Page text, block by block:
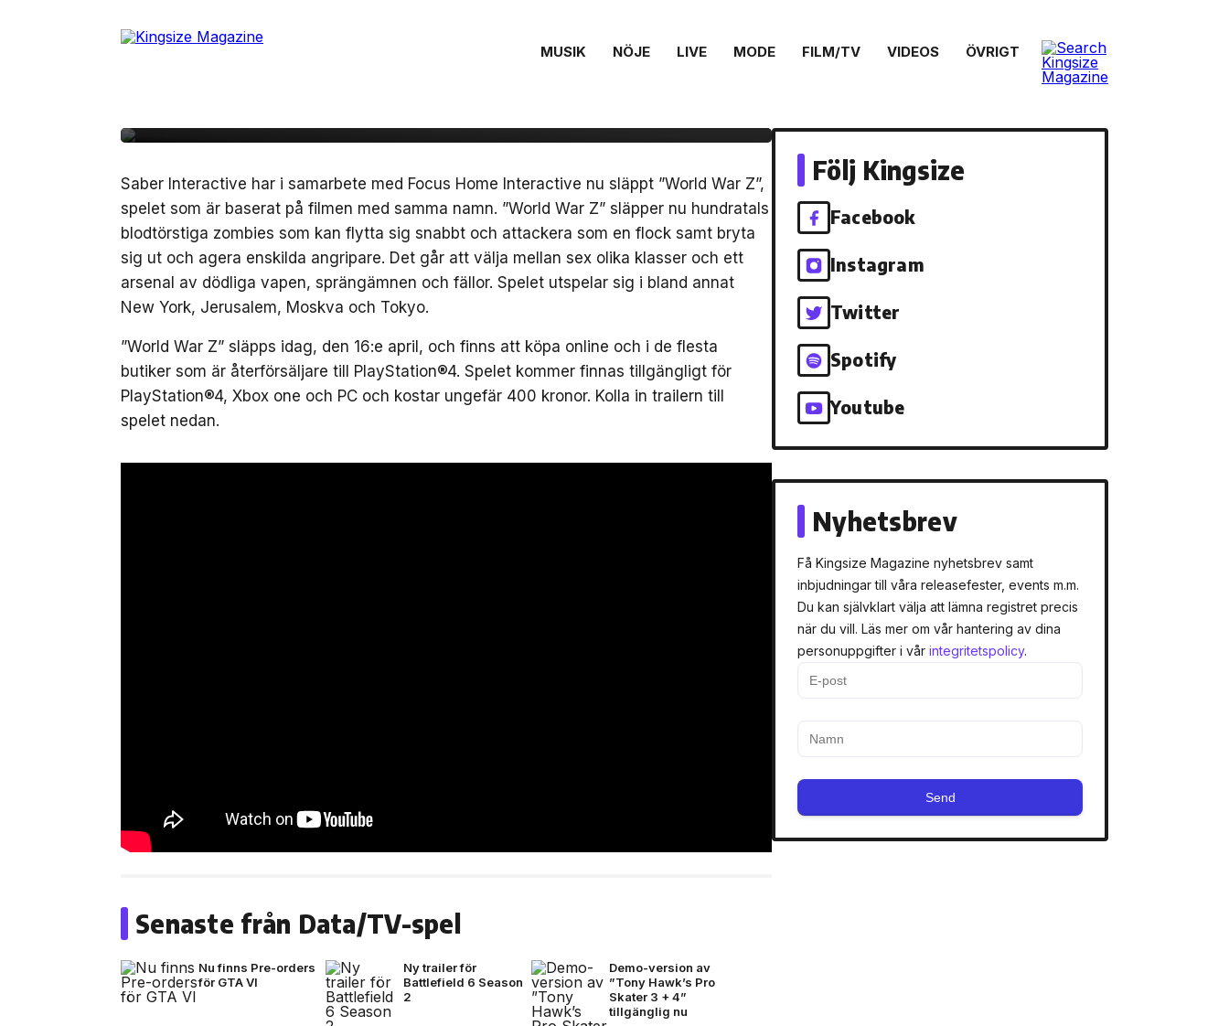
MUSIK NÖJE LIVE MODE FILM/TV VIDEOS ÖVRIGT
DATA/TV-SPEL 16 april, 2019
Kämpa mot blodtörstiga zombies i nya
Saber Interactive har i samarbete med Focus Home Interactive nu släppt ”World War Z”,
spelet som är baserat på filmen med samma namn. ”World War Z” släpper nu hundratals
blodtörstiga zombies som kan flytta sig snabbt och attackera som en flock samt bryta
sig ut och agera enskilda angripare. Det går att välja mellan sex olika klasser och ett
arsenal av dödliga vapen, sprängämnen och fällor. Spelet utspelar sig i bland annat
New York, Jerusalem, Moskva och Tokyo.
”World War Z” släpps idag, den 16:e april, och finns att köpa online och i de flesta
butiker som är återförsäljare till PlayStation®4. Spelet kommer finnas tillgängligt för
PlayStation®4, Xbox one och PC och kostar ungefär 400 kronor. Kolla in trailern till
spelet nedan.
Senaste från Data/TV-spel
Nu finns Pre-orders
för GTA VI
Ny trailer för
Battlefield 6 Season
2
Demo-version av
”Tony Hawk’s Pro
Skater 3 + 4”
tillgänglig nu
Följ Kingsize
Facebook
Instagram
Twitter
Spotify
Youtube
Nyhetsbrev
Få Kingsize Magazine nyhetsbrev samt
inbjudningar till våra releasefester, events m.m.
Du kan självklart välja att lämna registret precis
när du vill. Läs mer om vår hantering av dina
personuppgifter i vår integritetspolicy.
Send